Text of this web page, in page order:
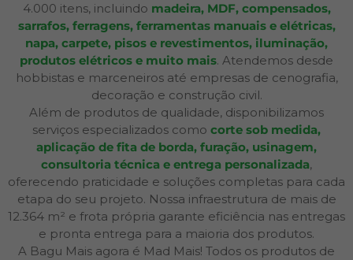
4.000 itens, incluindo madeira, MDF, compensados,
sarrafos, ferragens, ferramentas manuais e elétricas,
napa, carpete, pisos e revestimentos, iluminação,
produtos elétricos e muito mais. Atendemos desde
hobbistas e marceneiros até empresas de cenografia,
decoração e construção civil.
Além de produtos de qualidade, disponibilizamos
serviços especializados como corte sob medida,
aplicação de fita de borda, furação, usinagem,
consultoria técnica e entrega personalizada,
oferecendo praticidade e soluções completas para cada
etapa do seu projeto. Nossa infraestrutura de mais de
12.364 m² e frota própria garante eficiência nas entregas
e pronta entrega para a maioria dos produtos.
A Bagu Mais agora é Mad Mais! Todos os produtos de